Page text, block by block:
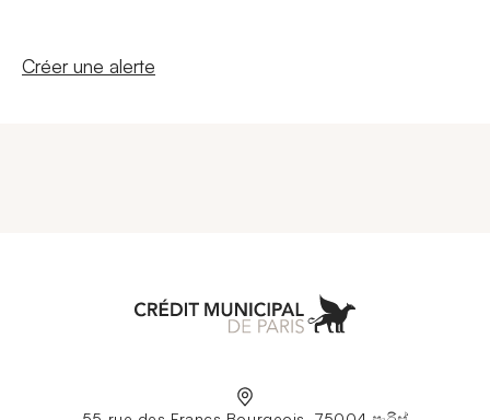
Nouvelle fenêtre
Créer une alerte